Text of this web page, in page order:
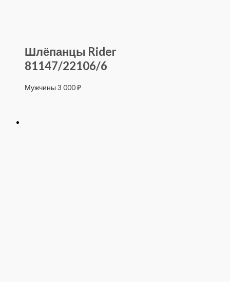
Шлёпанцы Rider
81147/22106/6
Мужчины 3 000₽